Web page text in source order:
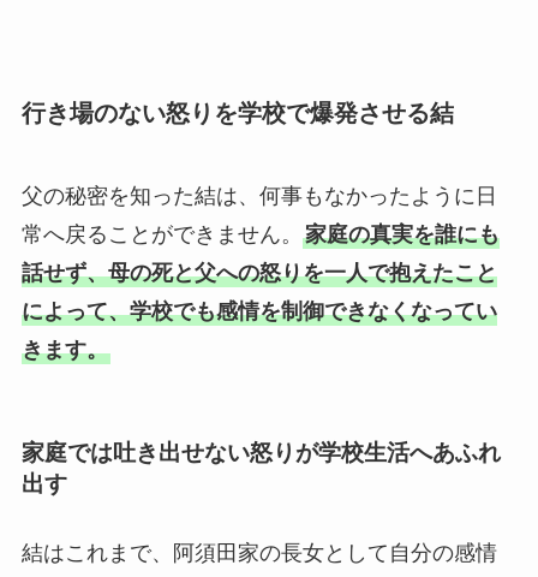
行き場のない怒りを学校で爆発させる結
父の秘密を知った結は、何事もなかったように日
常へ戻ることができません。 家庭の真実を誰にも
話せず、母の死と父への怒りを一人で抱えたこと
によって、学校でも感情を制御できなくなってい
きます。
家庭では吐き出せない怒りが学校生活へあふれ
出す
結はこれまで、阿須田家の長女として自分の感情